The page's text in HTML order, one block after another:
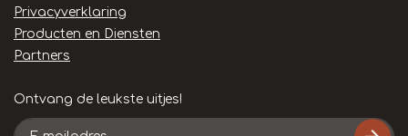
Privacyverklaring
Producten en Diensten
Partners
Ontvang de leukste uitjes!
E-